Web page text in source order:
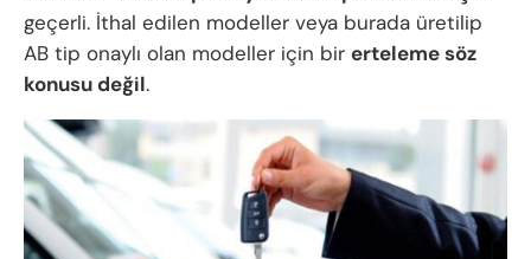
geçerli. İthal edilen modeller veya burada üretilip
AB tip onaylı olan modeller için bir erteleme söz
konusu değil.